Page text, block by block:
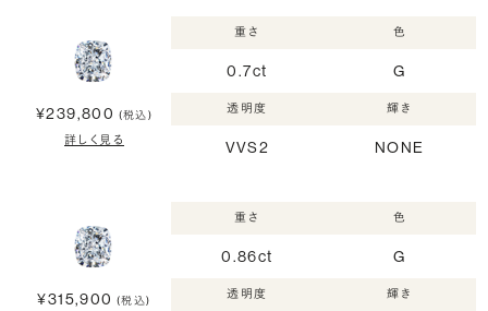
¥239,800 (税込)
詳しく見る
重さ
0.7ct
色
G
透明度
VVS2
輝き
NONE
¥315,900 (税込)
重さ
0.86ct
色
G
透明度 輝き